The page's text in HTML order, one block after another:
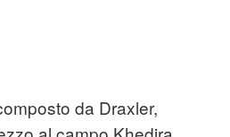
da Draxler,